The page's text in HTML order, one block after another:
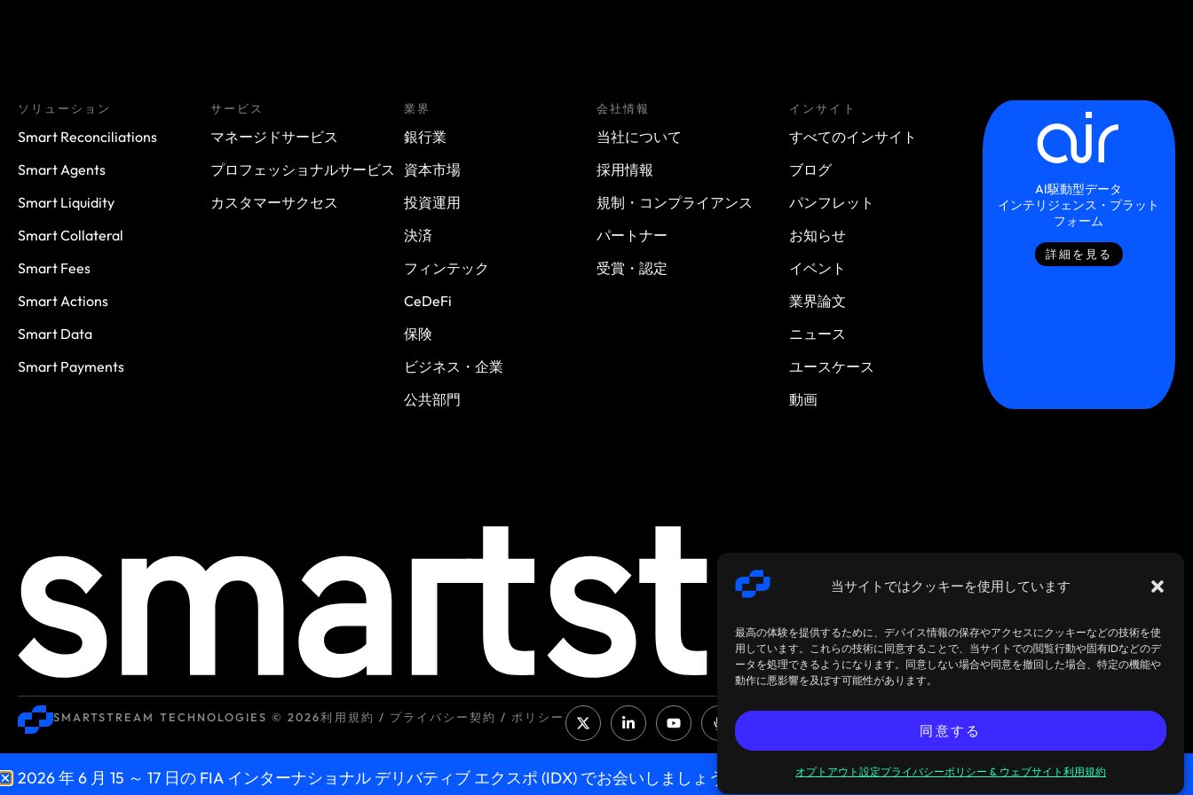
当サイトではクッキーを使用しています
最高の体験を提供するために、デバイス情報の保存やアクセスにクッキーなどの技術を使
用しています。これらの技術に同意することで、当サイトでの閲覧行動や固有IDなどのデ
ータを処理できるようになります。同意しない場合や同意を撤回した場合、特定の機能や
動作に悪影響を及ぼす可能性があります。
同意する
オプトアウト設定プライバシーポリシー & ウェブサイト利用規約
ソリューション
Smart Reconciliations
Smart Agents
Smart Liquidity
Smart Collateral
Smart Fees
Smart Actions
Smart Data
Smart Payments
サービス
マネージドサービス
プロフェッショナルサービス
カスタマーサクセス
業界
銀行業
資本市場
投資運用
決済
フィンテック
CeDeFi
保険
ビジネス・企業
公共部門
会社情報
当社について
採用情報
規制・コンプライアンス
パートナー
受賞・認定
インサイト
すべてのインサイト
ブログ
パンフレット
お知らせ
イベント
業界論文
ニュース
ユースケース
動画
AI駆動型データ
インテリジェンス・プラット
フォーム
詳細を見る
SMARTSTREAM TECHNOLOGIES © 2026利用規約 / プライバシー契約 / ポリシー
2026 年 6 月 15 ～ 17 日の FIA インターナショナル デリバティブ エクスポ (IDX) でお会いしましょう 今すぐミーティングを予約してください!